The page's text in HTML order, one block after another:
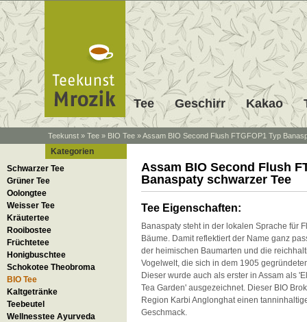
Tee Geschirr Kakao
Teekunst » Tee » BIO Tee »Assam BIO Second Flush FTGFOP1 Typ
Kategorien
Schwarzer Tee
Grüner Tee
Oolongtee
Weisser Tee
Kräutertee
Rooibostee
Früchtetee
Honigbuschtee
Schokotee Theobroma
BIO Tee
Kaltgetränke
Teebeutel
Wellnesstee Ayurveda
Assam BIO Second Flush
Banaspaty schwarzer Tee
Tee Eigenschaften:
Banaspaty steht in der lokalen Sprache für
Bäume. Damit reflektiert der Name ganz
der heimischen Baumarten und die
Vogelwelt, die sich in dem 1905
Dieser wurde auch als erster in Assam als
Tea Garden' ausgezeichnet. Dieser BIO
Region Karbi Anglong hat einen
Geschmack.